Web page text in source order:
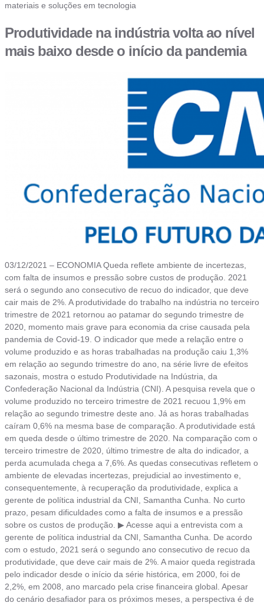
materiais e soluções em tecnologia
Produtividade na indústria volta ao nível
mais baixo desde o início da pandemia
03/12/2021 – ECONOMIA Queda reflete ambiente de incertezas,
com falta de insumos e pressão sobre custos de produção. 2021
será o segundo ano consecutivo de recuo do indicador, que deve
cair mais de 2%. A produtividade do trabalho na indústria no terceiro
trimestre de 2021 retornou ao patamar do segundo trimestre de
2020, momento mais grave para economia da crise causada pela
pandemia de Covid-19. O indicador que mede a relação entre o
volume produzido e as horas trabalhadas na produção caiu 1,3%
em relação ao segundo trimestre do ano, na série livre de efeitos
sazonais, mostra o estudo Produtividade na Indústria, da
Confederação Nacional da Indústria (CNI). A pesquisa revela que o
volume produzido no terceiro trimestre de 2021 recuou 1,9% em
relação ao segundo trimestre deste ano. Já as horas trabalhadas
caíram 0,6% na mesma base de comparação. A produtividade está
em queda desde o último trimestre de 2020. Na comparação com o
terceiro trimestre de 2020, último trimestre de alta do indicador, a
perda acumulada chega a 7,6%. As quedas consecutivas refletem o
ambiente de elevadas incertezas, prejudicial ao investimento e,
consequentemente, à recuperação da produtividade, explica a
gerente de política industrial da CNI, Samantha Cunha. No curto
prazo, pesam dificuldades como a falta de insumos e a pressão
sobre os custos de produção. ▶ Acesse aqui a entrevista com a
gerente de política industrial da CNI, Samantha Cunha. De acordo
com o estudo, 2021 será o segundo ano consecutivo de recuo da
produtividade, que deve cair mais de 2%. A maior queda registrada
pelo indicador desde o início da série histórica, em 2000, foi de
2,2%, em 2008, ano marcado pela crise financeira global. Apesar
do cenário desafiador para os próximos meses, a perspectiva é de